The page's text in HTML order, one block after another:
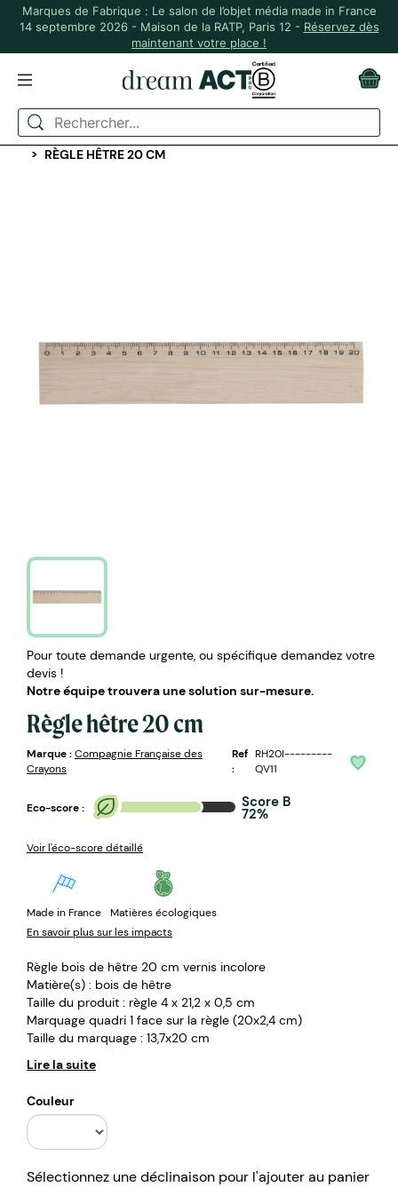
Marques de Fabrique : Le salon de l’objet média made in France
14 septembre 2026 - Maison de la RATP, Paris 12 - Réservez dès
maintenant votre place !
ACCUEIL
PAPETERIE PERSONNALISÉE
RÈGLES ET PETITS ACCESSOIRES
RÈGLE HÊTRE 20 CM
Pour toute demande urgente, ou spécifique demandez votre
devis !
Notre équipe trouvera une solution sur-mesure.
Règle hêtre 20 cm
Marque :Compagnie Française des
Crayons
Ref
:
RH20I---------
QV11
Eco-score : Score B
72%
Voir l'éco-score détaillé
Made in France
Matières écologiques
En savoir plus sur les impacts
Règle bois de hêtre 20 cm vernis incolore
Matière(s) : bois de hêtre
Taille du produit : règle 4 x 21,2 x 0,5 cm
Marquage quadri 1 face sur la règle (20x2,4 cm)
Taille du marquage : 13,7x20 cm
Lire la suite
Couleur
Sélectionnez une déclinaison pour l'ajouter au panier